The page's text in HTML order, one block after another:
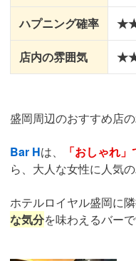
ハプニング確率
店内の雰囲気
盛岡周辺のおすすめ店の
Bar Hは、 「おしゃれ
ら、大人な女性に人気の
ホテルロイヤル盛岡に隣
な気分を味わえるバーで